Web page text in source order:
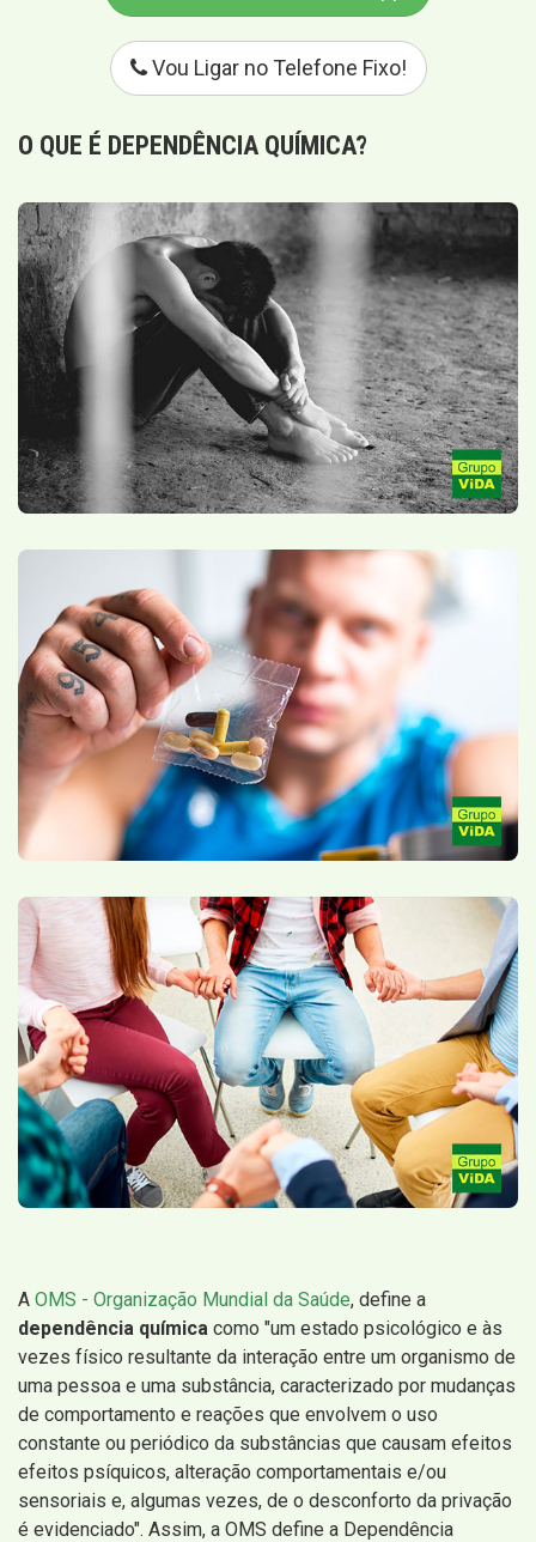
Vou Ligar no Telefone Fixo!
O QUE É DEPENDÊNCIA QUÍMICA?
A OMS - Organização Mundial da Saúde, define a
dependência química como "um estado psicológico e às
vezes físico resultante da interação entre um organismo de
uma pessoa e uma substância, caracterizado por mudanças
de comportamento e reações que envolvem o uso
constante ou periódico da substâncias que causam efeitos
efeitos psíquicos, alteração comportamentais e/ou
sensoriais e, algumas vezes, de o desconforto da privação
é evidenciado". Assim, a OMS define a Dependência